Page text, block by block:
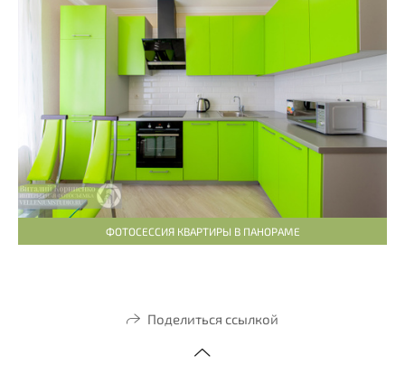
ФОТОСЕССИЯ КВАРТИРЫ В ПАНОРАМЕ
Поделиться ссылкой